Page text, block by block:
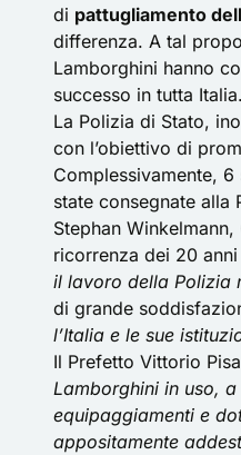
di pattugliamento
differenza. A tal
Lamborghini hanno
successo in tutta Italia.
La Polizia di Stato,
con l’obiettivo di
Complessivamente,
state consegnate
Stephan
ricorrenza dei 20
il lavoro della Polizia
di grande
l’Italia e le sue
Il Prefetto Vittorio
Lamborghini in uso,
equipaggiamenti e
appositamente